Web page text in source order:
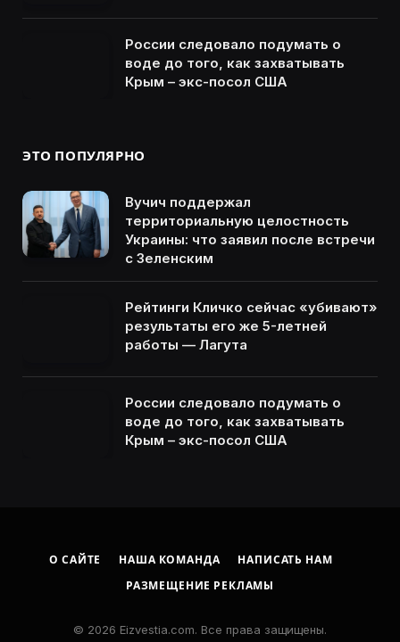
России следовало подумать о
воде до того, как захватывать
Крым – экс-посол США
ЭТО ПОПУЛЯРНО
Вучич поддержал
территориальную целостность
Украины: что заявил после встречи
с Зеленским
Рейтинги Кличко сейчас «убивают»
результаты его же 5-летней
работы — Лагута
России следовало подумать о
воде до того, как захватывать
Крым – экс-посол США
О САЙТЕ НАША КОМАНДА
НАПИСАТЬ НАМ
РАЗМЕЩЕНИЕ РЕКЛАМЫ
© 2026 Eizvestia.com. Все права защищены.